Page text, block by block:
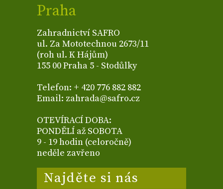
Praha
Zahradnictví SAFRO
ul. Za Mototechnou 2673/11
(roh ul. K Hájům)
155 00 Praha 5 - Stodůlky
Telefon: + 420 776 882 882
Email: zahrada@safro.cz
OTEVÍRACÍ DOBA:
PONDĚLÍ až SOBOTA
9 - 19 hodin (celoročně)
neděle zavřeno
Najděte si nás